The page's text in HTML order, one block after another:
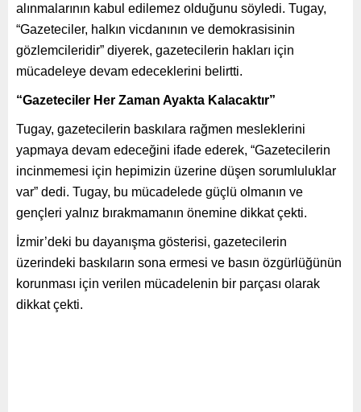
alınmalarının kabul edilemez olduğunu söyledi. Tugay,
“Gazeteciler, halkın vicdanının ve demokrasisinin
gözlemcileridir” diyerek, gazetecilerin hakları için
mücadeleye devam edeceklerini belirtti.
“Gazeteciler Her Zaman Ayakta Kalacaktır”
Tugay, gazetecilerin baskılara rağmen mesleklerini
yapmaya devam edeceğini ifade ederek, “Gazetecilerin
incinmemesi için hepimizin üzerine düşen sorumluluklar
var” dedi. Tugay, bu mücadelede güçlü olmanın ve
gençleri yalnız bırakmamanın önemine dikkat çekti.
İzmir’deki bu dayanışma gösterisi, gazetecilerin
üzerindeki baskıların sona ermesi ve basın özgürlüğünün
korunması için verilen mücadelenin bir parçası olarak
dikkat çekti.